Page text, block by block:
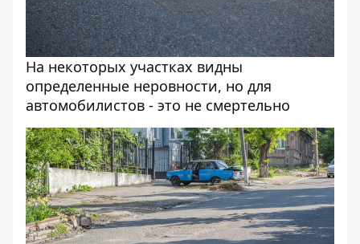
На некоторых участках видны
определенные неровности, но для
автомобилистов - это не смертельно